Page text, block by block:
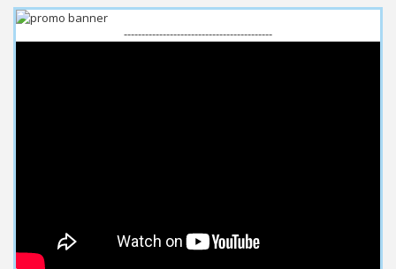
------------------------------------------